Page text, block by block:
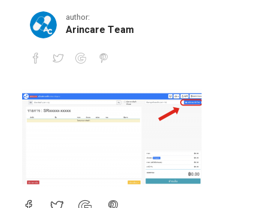
author:
Arincare Team
1